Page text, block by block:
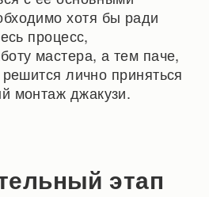
хотя бы ради
процесс,
мастера, а тем паче,
лично приняться
монтаж джакузи.
этап